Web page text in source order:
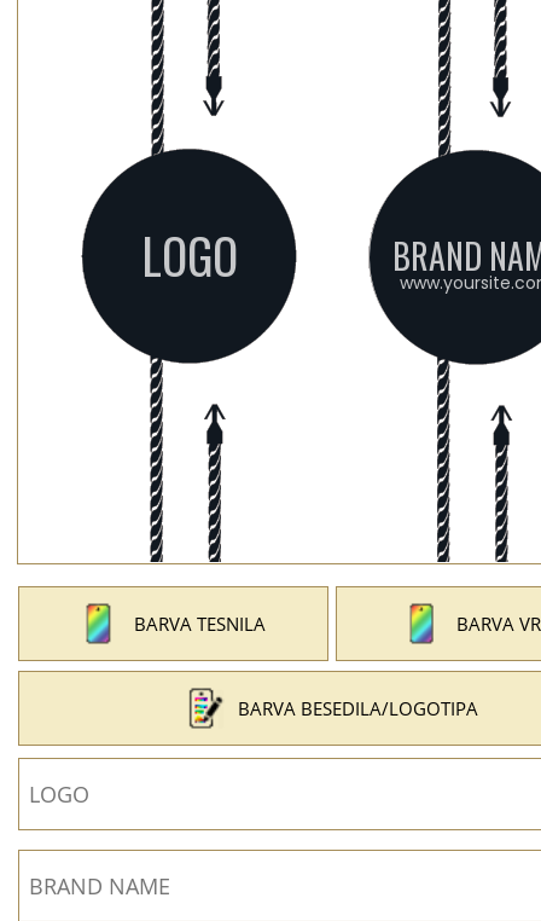
BARVA TESNILA BARVA
BARVA BESEDILA/LOGOTIPA